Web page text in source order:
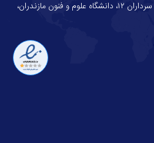
بابل، خیابان شیخ طبرسی، خیابان سرداران ۱۲، دانشگاه علوم و فنون مازندران،